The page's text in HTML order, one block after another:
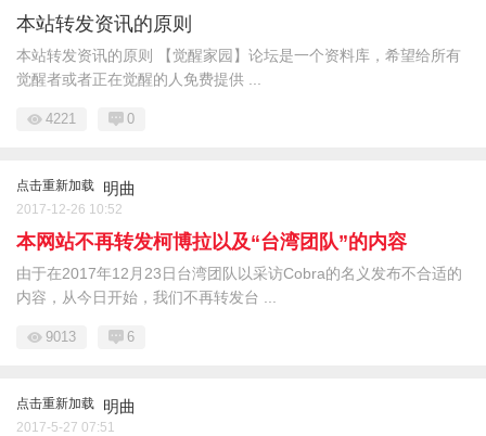
本站转发资讯的原则
本站转发资讯的原则 【觉醒家园】论坛是一个资料库，希望给所有
觉醒者或者正在觉醒的人免费提供 ...
4221 0
点击重新加载 明曲
2017-12-26 10:52
本网站不再转发柯博拉以及“台湾团队”的内容
由于在2017年12月23日台湾团队以采访Cobra的名义发布不合适的
内容，从今日开始，我们不再转发台 ...
9013 6
点击重新加载 明曲
2017-5-27 07:51